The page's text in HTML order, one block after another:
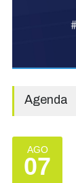
Agenda
AGO
07